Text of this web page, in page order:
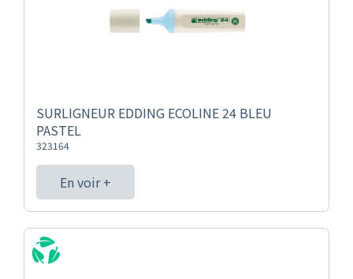
SURLIGNEUR EDDING ECOLINE 24 BLEU
PASTEL
323164
En voir +